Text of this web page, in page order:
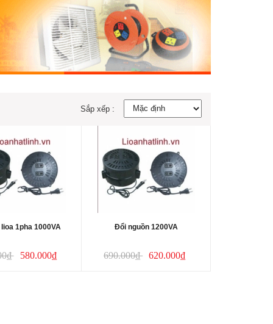
Sắp xếp :
1pha 1000VA
580.000₫
Đổi nguồn 1200VA
690.000₫ 620.000₫